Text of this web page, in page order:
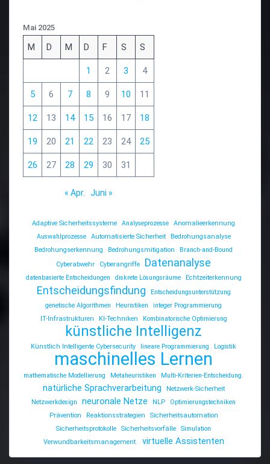
Mai 2025
M D M D F S S
1 2 3 4
5 6 7 8 9 10 11
12 13 14 15 16 17 18
19 20 21 22 23 24 25
26 27 28 29 30 31
« Apr. Juni »
Adaptive Sicherheitssysteme Analyseprozesse
Anomalieerkennung
Auswahlprozesse
Automatisierte Sicherheit
Bedrohungsanalyse
Bedrohungserkennung
Bedrohungsmitigation
Branch-and-Bound
Cyberabwehr
Cyberangriffe Datenanalyse
datenbasierte Entscheidungen diskrete Lösungsräume Echtzeiterkennung
Entscheidungsfindung
Entscheidungsunterstützung
genetische Algorithmen
Heuristiken
integer Programmierung
IT-Infrastrukturen
KI-Techniken Kombinatorische Optimierung
künstliche Intelligenz
Künstlich Intelligente Cybersecurity lineare Programmierung Logistik
maschinelles Lernen
mathematische Modellierung Metaheuristiken Multi-Kriterien-Entscheidung.
natürliche Sprachverarbeitung
Netzwerk-Sicherheit
Netzwerkdesign
neuronale Netze NLP
Optimierungstechniken
Prävention
Reaktionsstrategien
Sicherheitsautomation
Sicherheitsprotokolle
Sicherheitsvorfälle
Simulation
Verwundbarkeitsmanagement.
virtuelle Assistenten